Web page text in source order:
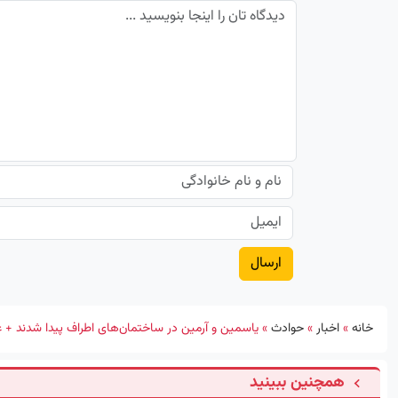
خانه»اخبار»حوادث»یاسمین و آرمین در ساختمان‌های اطراف پیدا شدند
همچنین ببینید